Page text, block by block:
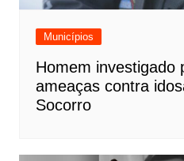
Municípios
Homem investigado
ameaças contra
Socorro